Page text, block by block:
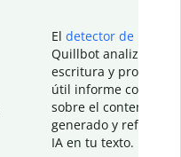
El detector de IA
Quillbot analiza tu
escritura y
útil informe con
sobre el contenido
generado y refinado
IA en tu texto.